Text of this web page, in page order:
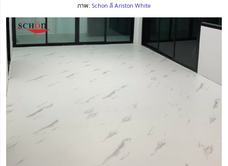
ภาพ:Schon สี Ariston White